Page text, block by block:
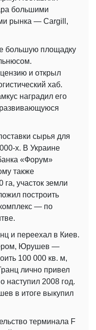
большими
рынка — Cargill,
большую площадку
и открыл
хаб.
наградил его
сырья для
х. В Украине
«Форум»
также
участок земли
построить
— по
и переехал в Киев.
Юрушев —
100 000 кв. м,
лично привел
наступил 2008 год.
в итоге выкупил
терминала F